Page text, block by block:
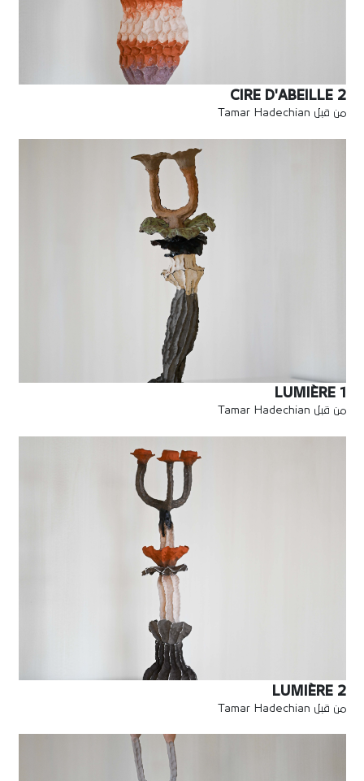
CIRE D'ABEILLE 2
من قبل Tamar Hadechian
LUMIÈRE 1
من قبل Tamar Hadechian
LUMIÈRE 2
من قبل Tamar Hadechian